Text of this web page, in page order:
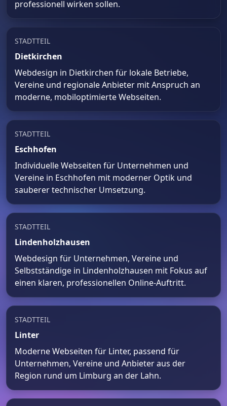
professionell wirken sollen.
STADTTEIL
Dietkirchen
Webdesign in Dietkirchen für lokale Betriebe,
Vereine und regionale Anbieter mit Anspruch an
moderne, mobiloptimierte Webseiten.
STADTTEIL
Eschhofen
Individuelle Webseiten für Unternehmen und
Vereine in Eschhofen mit moderner Optik und
sauberer technischer Umsetzung.
STADTTEIL
Lindenholzhausen
Webdesign für Unternehmen, Vereine und
Selbstständige in Lindenholzhausen mit Fokus auf
einen klaren, professionellen Online-Auftritt.
STADTTEIL
Linter
Moderne Webseiten für Linter, passend für
Unternehmen, Vereine und Anbieter aus der
Region rund um Limburg an der Lahn.